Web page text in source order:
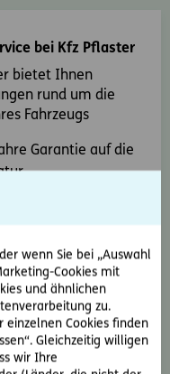
wenn Sie bei „Auswahl
Cookies mit
und ähnlichen
zu.
Cookies finden
Gleichzeitig willigen
wir Ihre
bei Kfz Pflaster
bietet Ihnen
rund um die
Fahrzeugs
Garantie auf die
Selbstbehalt
Reinigung
Leihauto